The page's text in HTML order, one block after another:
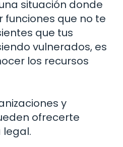
situación donde
funciones que no te
que tus
vulnerados, es
los recursos
y
ofrecerte
legal.